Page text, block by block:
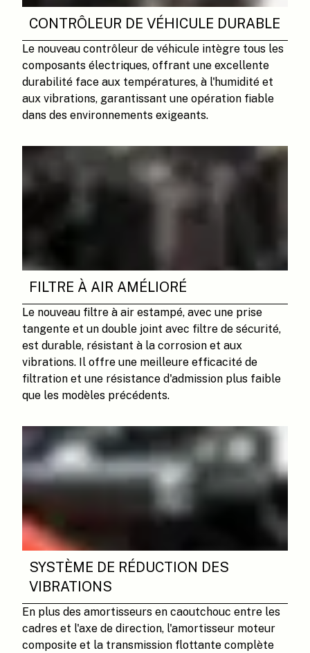
CONTRÔLEUR DE VÉHICULE DURABLE
Le nouveau contrôleur de véhicule intègre tous les
composants électriques, offrant une excellente
durabilité face aux températures, à l'humidité et
aux vibrations, garantissant une opération fiable
dans des environnements exigeants.
FILTRE À AIR AMÉLIORÉ
Le nouveau filtre à air estampé, avec une prise
tangente et un double joint avec filtre de sécurité,
est durable, résistant à la corrosion et aux
vibrations. Il offre une meilleure efficacité de
filtration et une résistance d'admission plus faible
que les modèles précédents.
SYSTÈME DE RÉDUCTION DES
VIBRATIONS
En plus des amortisseurs en caoutchouc entre les
cadres et l'axe de direction, l'amortisseur moteur
composite et la transmission flottante complète